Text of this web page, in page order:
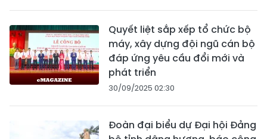
Quyết liệt sắp xếp tổ chức bộ
máy, xây dựng đội ngũ cán bộ
đáp ứng yêu cầu đổi mới và
phát triển
30/09/2025 02:30
Đoàn đại biểu dự Đại hội Đảng